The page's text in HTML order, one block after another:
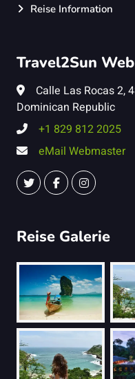
Reise Information
Travel2Sun
Calle Las Rocas 2,
Dominican Republic
+1 829 812 2025
eMail Webmaster
Reise Galerie